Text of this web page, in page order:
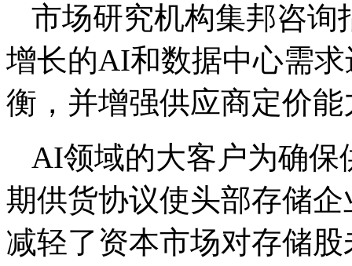
市场研究机构集邦咨询
增长的AI和数据中心需
衡，并增强供应商定价能
AI领域的大客户为确保
期供货协议使头部存储
减轻了资本市场对存储